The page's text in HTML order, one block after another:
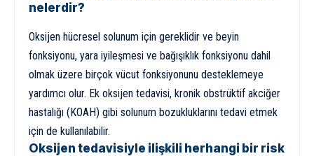
nelerdir?
Oksijen hücresel solunum için gereklidir ve beyin
fonksiyonu, yara iyileşmesi ve bağışıklık fonksiyonu dahil
olmak üzere birçok vücut fonksiyonunu desteklemeye
yardımcı olur. Ek oksijen tedavisi, kronik obstrüktif akciğer
hastalığı (KOAH) gibi solunum bozukluklarını tedavi etmek
için de kullanılabilir.
Oksijen tedavisiyle ilişkili herhangi bir risk